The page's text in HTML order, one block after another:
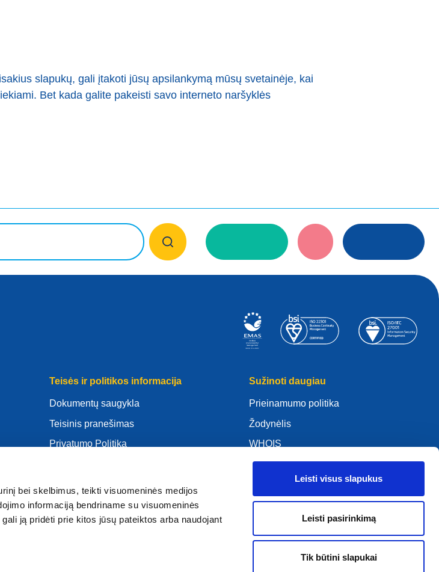
bei skelbimus, teikti visuomeninės medijos
informaciją bendriname su visuomeninės
ją pridėti prie kitos jūsų pateiktos arba naudojant
Leisti visus slapukus
Leisti pasirinkimą
Tik būtini slapukai
slapukų, gali įtakoti jūsų apsilankymą mūsų svetainėje, kai
Bet kada galite pakeisti savo interneto naršyklės
Teisės ir politikos informacija
Dokumentų saugykla
Teisinis pranešimas
Privatumo Politika
Articles of Association
EURid Responsible Disclosure Policy
Sužinoti daugiau
Prieinamumo politika
Žodynėlis
WHOIS
Mano .eu